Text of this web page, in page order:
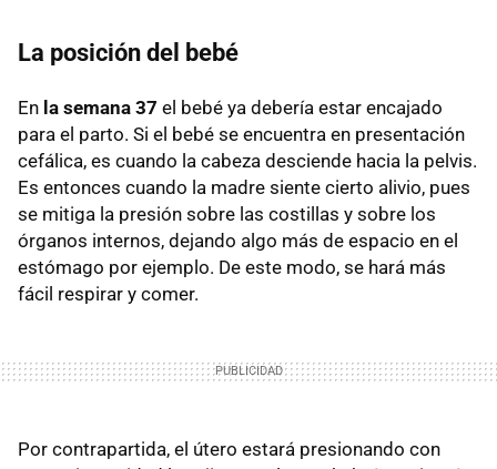
La posición del bebé
En la semana 37 el bebé ya debería estar encajado
para el parto. Si el bebé se encuentra en presentación
cefálica, es cuando la cabeza desciende hacia la pelvis.
Es entonces cuando la madre siente cierto alivio, pues
se mitiga la presión sobre las costillas y sobre los
órganos internos, dejando algo más de espacio en el
estómago por ejemplo. De este modo, se hará más
fácil respirar y comer.
Por contrapartida, el útero estará presionando con